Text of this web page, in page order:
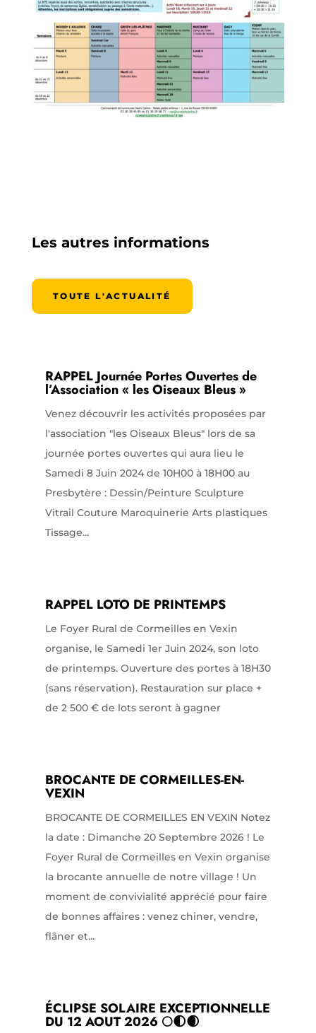
Les autres informations
TOUTE L'ACTUALITÉ
RAPPEL Journée Portes Ouvertes de
l’Association « les Oiseaux Bleus »
Venez découvrir les activités proposées par
l'association "les Oiseaux Bleus" lors de sa
journée portes ouvertes qui aura lieu le
Samedi 8 Juin 2024 de 10H00 à 18H00 au
Presbytère : Dessin/Peinture Sculpture
Vitrail Couture Maroquinerie Arts plastiques
Tissage...
RAPPEL LOTO DE PRINTEMPS
Le Foyer Rural de Cormeilles en Vexin
organise, le Samedi 1er Juin 2024, son loto
de printemps. Ouverture des portes à 18H30
(sans réservation). Restauration sur place +
de 2 500 € de lots seront à gagner
BROCANTE DE CORMEILLES-EN-
VEXIN
BROCANTE DE CORMEILLES EN VEXIN Notez
la date : Dimanche 20 Septembre 2026 ! Le
Foyer Rural de Cormeilles en Vexin organise
la brocante annuelle de notre village ! Un
moment de convivialité apprécié pour faire
de bonnes affaires : venez chiner, vendre,
flâner et...
ÉCLIPSE SOLAIRE EXCEPTIONNELLE
DU 12 AOUT 2026 🌕🌓🌒